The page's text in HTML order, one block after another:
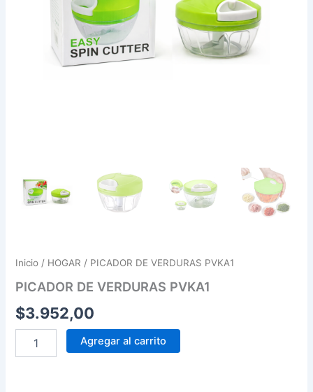
Inicio / HOGAR / PICADOR DE VERDURAS PVKA1
PICADOR DE VERDURAS PVKA1
$3.952,00
Agregar al carrito